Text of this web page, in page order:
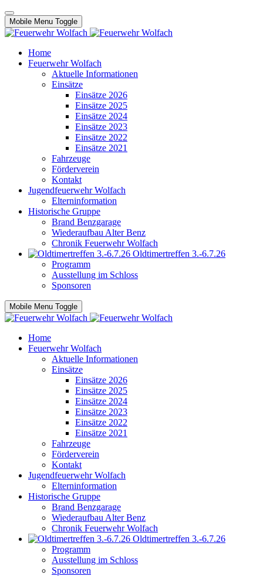
Mobile Menu Toggle
Home
Feuerwehr Wolfach
Aktuelle Informationen
Einsätze
Einsätze 2026
Einsätze 2025
Einsätze 2024
Einsätze 2023
Einsätze 2022
Einsätze 2021
Fahrzeuge
Förderverein
Kontakt
Jugendfeuerwehr Wolfach
Elterninformation
Historische Gruppe
Brand Benzgarage
Wiederaufbau Alter Benz
Chronik Feuerwehr Wolfach
Oldtimertreffen 3.-6.7.26
Programm
Ausstellung im Schloss
Sponsoren
Mobile Menu Toggle
Home
Feuerwehr Wolfach
Aktuelle Informationen
Einsätze
Einsätze 2026
Einsätze 2025
Einsätze 2024
Einsätze 2023
Einsätze 2022
Einsätze 2021
Fahrzeuge
Förderverein
Kontakt
Jugendfeuerwehr Wolfach
Elterninformation
Historische Gruppe
Brand Benzgarage
Wiederaufbau Alter Benz
Chronik Feuerwehr Wolfach
Oldtimertreffen 3.-6.7.26
Programm
Ausstellung im Schloss
Sponsoren